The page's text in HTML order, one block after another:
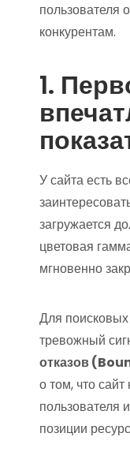
пользователя
конкурентам.
1.
У сайта есть
загружается
цветовая
мгновенно
Для
тревожный
отказов
о том, что сайт
пользователя
позиции